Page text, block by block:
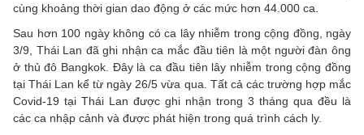
cùng khoảng thời gian dao động ở các mức hơn 44.000 ca.
Sau hơn 100 ngày không có ca lây nhiễm trong cộng đồng, ngày
3/9, Thái Lan đã ghi nhận ca mắc đầu tiên là một người đàn ông
ở thủ đô Bangkok. Đây là ca đầu tiên lây nhiễm trong cộng đồng
tại Thái Lan kể từ ngày 26/5 vừa qua. Tất cả các trường hợp mắc
Covid-19 tại Thái Lan được ghi nhận trong 3 tháng qua đều là
các ca nhập cảnh và được phát hiện trong quá trình cách ly.